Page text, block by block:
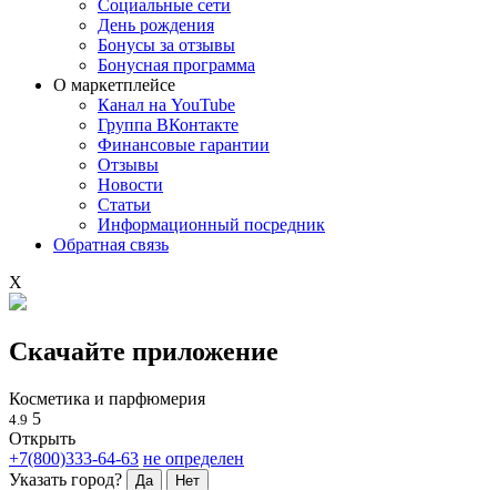
Социальные сети
День рождения
Бонусы за отзывы
Бонусная программа
О маркетплейсе
Канал на YouTube
Группа ВКонтакте
Финансовые гарантии
Отзывы
Новости
Статьи
Информационный посредник
Обратная связь
X
Скачайте приложение
Косметика и парфюмерия
4.9 5
Открыть
+7(800)333-64-63 не определен
Указать город?
Да Нет